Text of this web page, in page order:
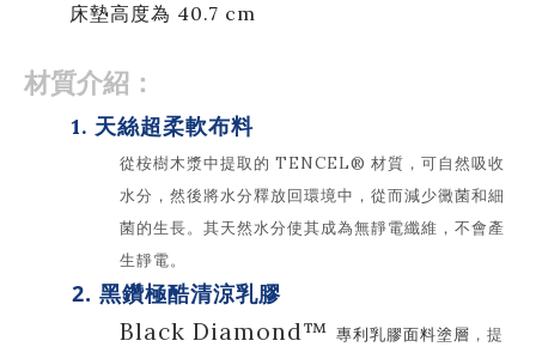
床墊高度為 40.7 cm
材質介紹：
1. 天絲超柔軟布料
從桉樹木漿中提取的 TENCEL® 材質 ，可自然吸收
水分，然後將水分釋放回環境中，從而減少黴菌和細
菌的生長。其天然水分使其成為無靜電纖維，不會產
生靜電。
2. 黑鑽極酷清涼乳膠
Black Diamond™ 專利乳膠面料塗層 ，提